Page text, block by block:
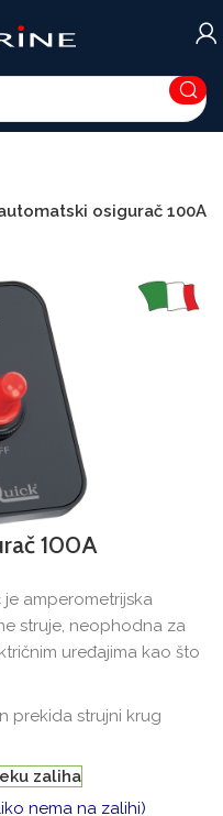
osigurač 100A
100A
amperometrijska
struje, neophodna za
uređajima kao što
prekida strujni krug
zaliha
nema na zalihi)